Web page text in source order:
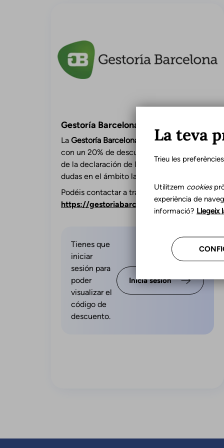
Gestoría Barcelona
La Gestoría Barcelona
ofrece el servicio
con un 20% de descuento para la gestión
de la declaración de la renta y para resolver
dudas en el ámbito laboral.
Podéis contactar a través de este enlace:
https://gestoriabarcelona.com/contacto/
Tienes que
iniciar
sesión para
poder
visualizar el
código de
descuento.
Inicia sesión
La teva
Trieu les
Utilitzem cookies
experiència de
informació? Llegeix